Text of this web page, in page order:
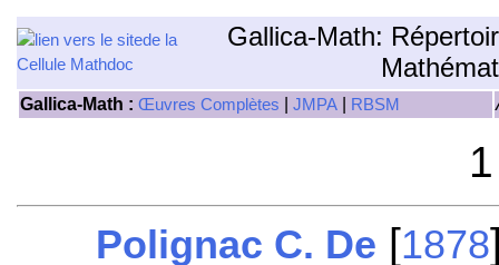
Gallica-Math:
Gallica-Math : Œuvres Complètes JMPA RBSM
Polignac C. De [1878